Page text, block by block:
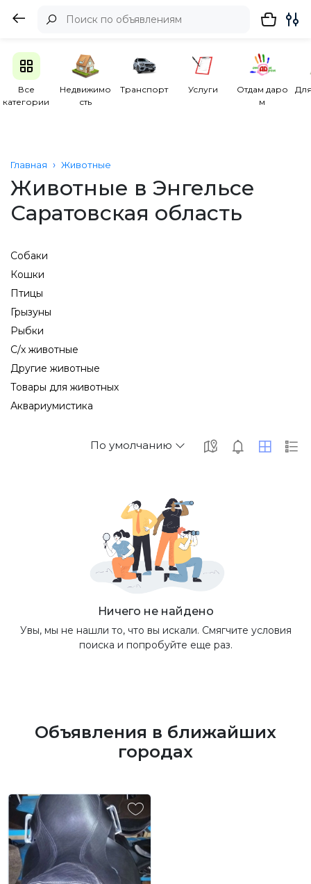
Все
категории
Недвижимо
сть
Транспорт Услуги
Отдам даро
м
Главная Животные
Животные в Энгельсе
Саратовская область
Собаки
Кошки
Птицы
Грызуны
Рыбки
С/х животные
Другие животные
Товары для животных
Аквариумистика
По умолчанию
Ничего не найдено
Увы, мы не нашли то, что вы искали. Смягчите условия
поиска и попробуйте еще раз.
Объявления в ближайших
городах